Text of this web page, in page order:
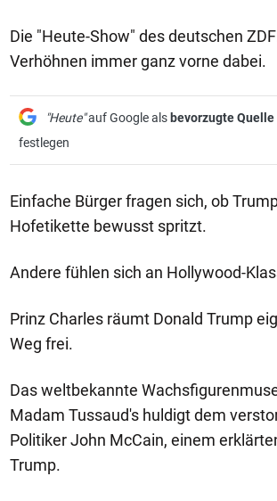
Die "Heute-Show" des deutschen
Verhöhnen immer ganz vorne dabei.
"Heute"auf Google als bevorzugte Quelle
festlegen
Einfache Bürger fragen sich, ob
Hofetikette bewusst spritzt.
Andere fühlen sich an Hollywood-
Prinz Charles räumt Donald Trump
Weg frei.
Das weltbekannte
Madam Tussaud's huldigt dem
Politiker John McCain, einem
Trump.